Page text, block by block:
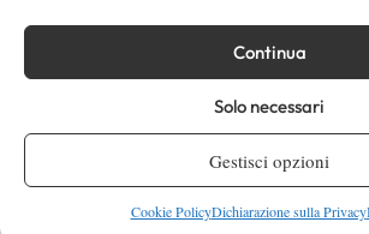
Continua
Solo necessari
Gestisci opzioni
Cookie PolicyDichiarazione sulla Privacy
Wta
WTA 1000 Toronto 2026:
gioco sospeso
Atp News